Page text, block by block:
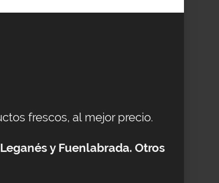
frescos, al mejor precio.
y Fuenlabrada. Otros